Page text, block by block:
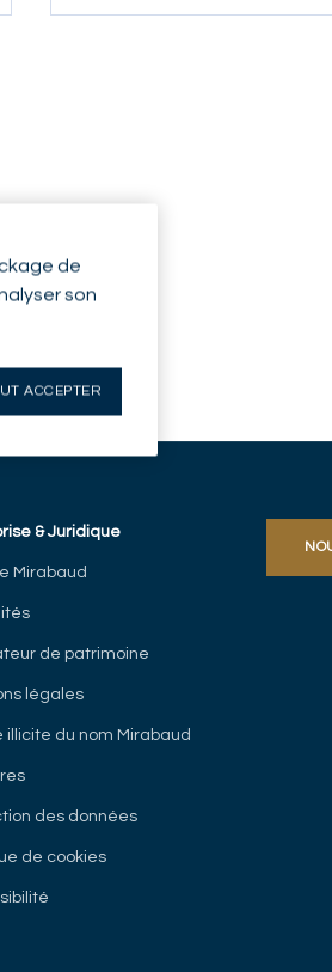
& Juridique
Mirabaud
de patrimoine
légales
illicite du nom Mirabaud
des données
de cookies
de
son
ACCEPTER